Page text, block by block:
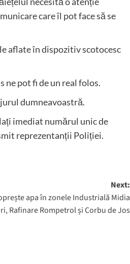
care îl pot face să se
aflate în dispozitiv scotocesc
ne pot fi de un real folos.
dumneavoastră.
imediat numărul unic de
reprezentanții Poliției.
Next:
apa în zonele Industrială Midia
Rafinare Rompetrol și Corbu de Jos